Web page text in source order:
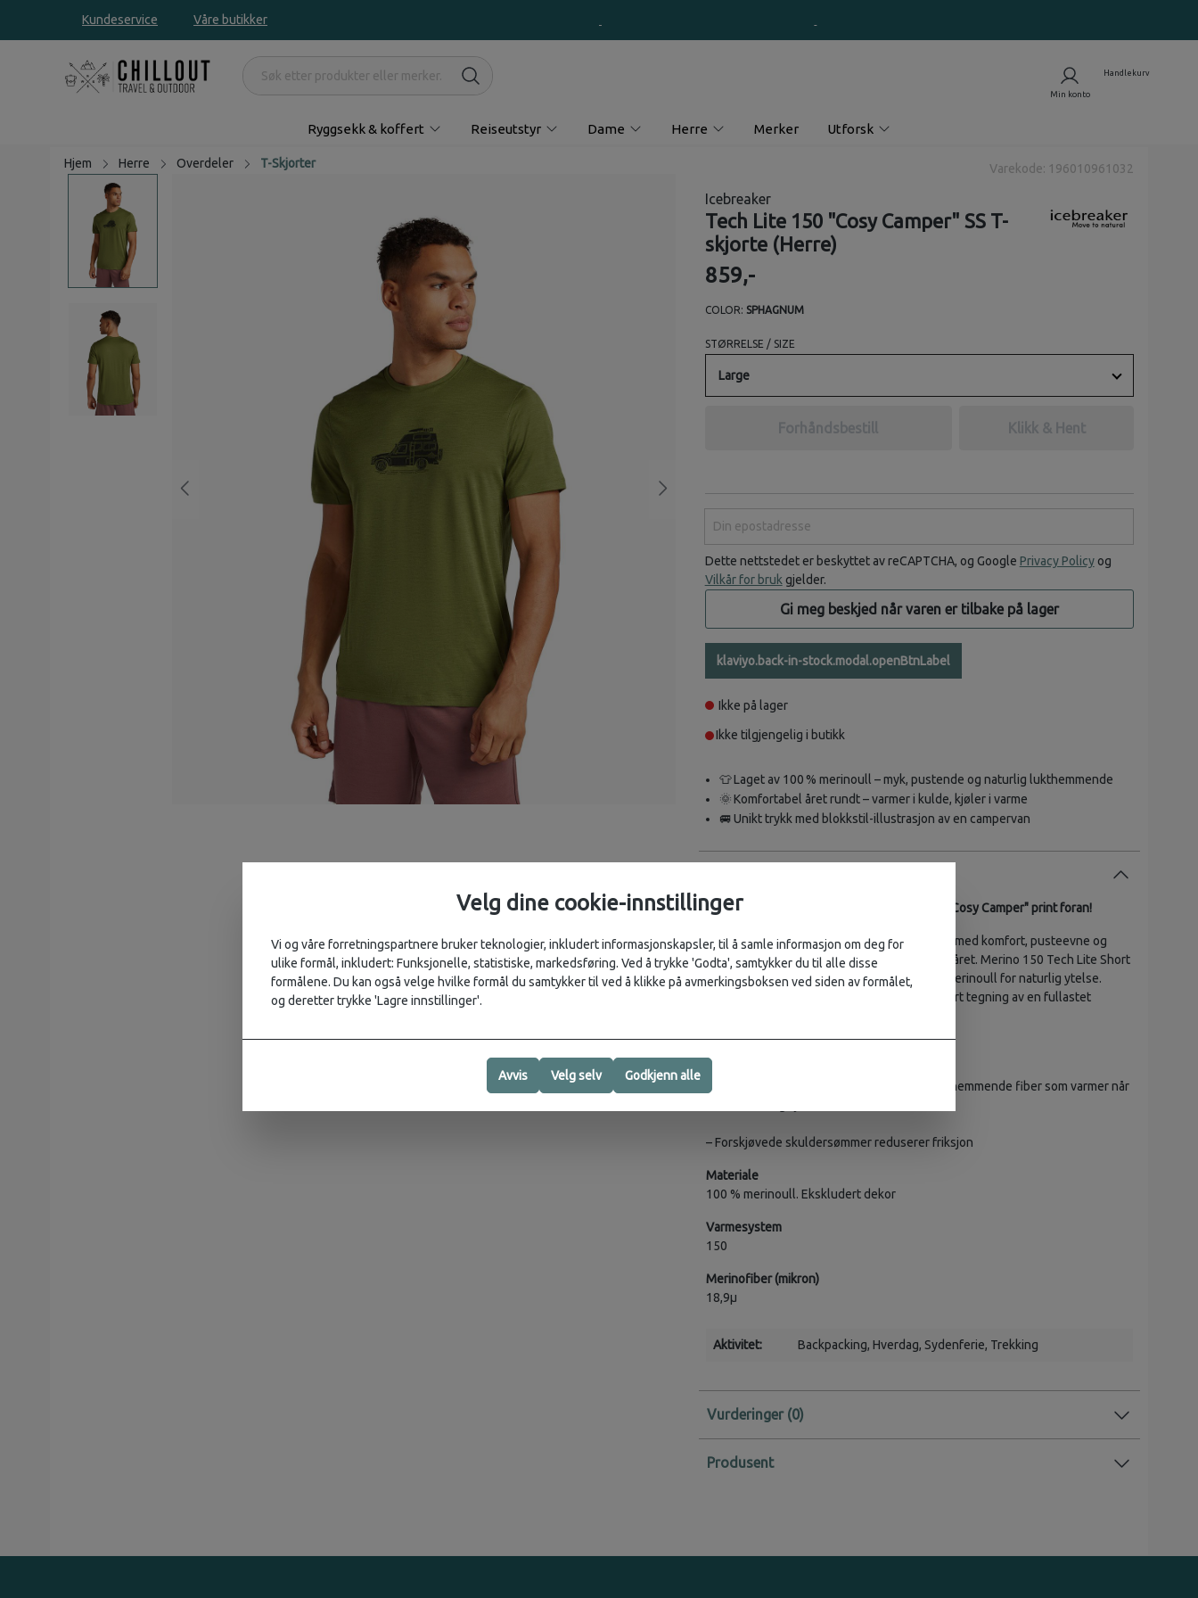
Kundeservice Våre butikker
Ryggsekk & koffert Reiseutstyr Dame Herre Merker Utforsk
Hjem Herre Overdeler T-Skjorter Varekode: 196010961032
Icebreaker
Tech Lite 150 "Cosy Camper" SS T-
skjorte (Herre)
859,-
COLOR: SPHAGNUM
STØRRELSE / SIZE
Large
Forhåndsbestill Klikk & Hent
Dette nettstedet er beskyttet av reCAPTCHA, og Google Privacy Policyog
Vilkår for bruk gjelder.
Gi meg beskjed når varen er tilbake på lager
klaviyo.back-in-stock.modal.openBtnLabel
Ikke på lager
Ikke tilgjengelig i butikk
👕 Laget av 100 % merinoull – myk, pustende og naturlig lukthemmende
🌞 Komfortabel året rundt – varmer i kulde, kjøler i varme
🚐 Unikt trykk med blokkstil-illustrasjon av en campervan
Teknisk T-skjorte i 100% merinoull med lite "Cosy Camper" print foran!
Icebreaker's mest allsidige tekniske t-skjorte med komfort, pusteevne og
lukthemmende egenskaper for eventyr hele året. Merino 150 Tech Lite Short
Sleeve Tee Cosy Camper er laget av 100 % merinoull for naturlig ytelse.
Originalt grafisk trykk med blokktrykk-inspirert tegning av en fullastet
– 100 % merinoull – myk, lett og naturlig lukthemmende fiber som varmer når
– Forskjøvede skuldersømmer reduserer friksjon
Materiale
100 % merinoull. Ekskludert dekor
Varmesystem
150
Merinofiber (mikron)
18,9µ
Aktivitet: Backpacking, Hverdag, Sydenferie, Trekking
Vurderinger
Produsent
Velg dine cookie-innstillinger
Vi og våre forretningspartnere bruker teknologier, inkludert informasjonskapsler, til å samle informasjon om deg for
ulike formål, inkludert: Funksjonelle, statistiske, markedsføring. Ved å trykke 'Godta', samtykker du til alle disse
formålene. Du kan også velge hvilke formål du samtykker til ved å klikke på avmerkingsboksen ved siden av formålet,
og deretter trykke 'Lagre innstillinger'.
Avvis Velg selv Godkjenn alle